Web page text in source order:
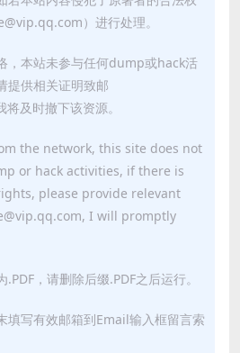
）进行处理。
，本站未参与任何dump或hack活
提供相关证明致邮
及时撤下该资源。
the network, this site does not
or hack activities, if there is
please provide relevant
I will promptly
，请删除后缀.PDF之后运行。
填写有效邮箱到Email输入框留言索